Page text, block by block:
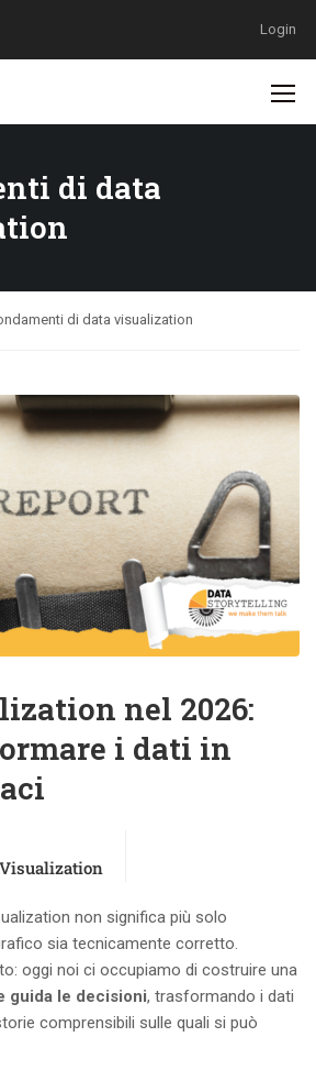
Login
di data
di data visualization
nel 2026:
i dati in
non significa più solo
sia tecnicamente corretto.
oggi noi ci occupiamo di costruire una
guida le decisioni, trasformando i dati
comprensibili sulle quali si può